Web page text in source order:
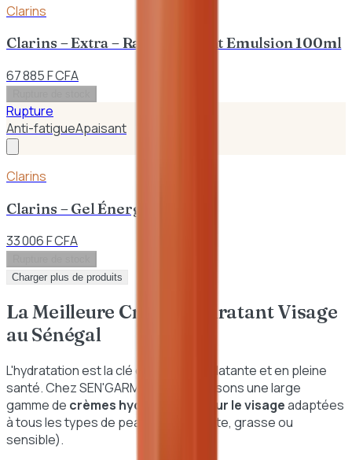
Clarins
Clarins – Extra – Raffermissant Emulsion 100ml
67 885 F CFA
Rupture
Anti-fatigueApaisant
Clarins
Clarins – Gel Énergisant 50ml
33 006 F CFA
Charger plus de produits
La Meilleure Crème Hydratant Visage
au Sénégal
L'hydratation est la clé d'une peau éclatante et en pleine
santé. Chez SEN'GARMI, nous proposons une large
gamme de crèmes hydratantes pour le visageadaptées
à tous les types de peau (sèche, mixte, grasse ou
sensible).